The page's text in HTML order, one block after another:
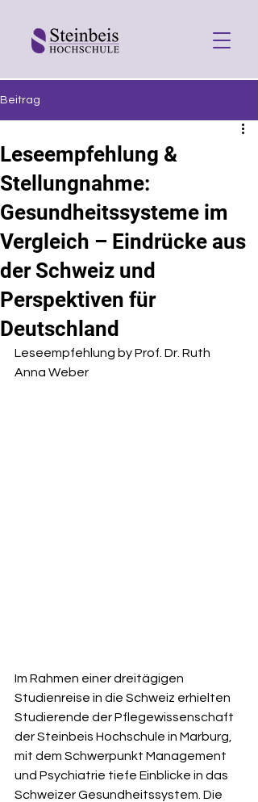
Beitrag
Leseempfehlung &
Stellungnahme:
Gesundheitssysteme im
Vergleich – Eindrücke aus
der Schweiz und
Perspektiven für
Deutschland
Leseempfehlung by Prof. Dr. Ruth
Anna Weber
Im Rahmen einer dreitägigen
Studienreise in die Schweiz erhielten
Studierende der Pflegewissenschaft
der Steinbeis Hochschule in Marburg,
mit dem Schwerpunkt Management
und Psychiatrie tiefe Einblicke in das
Schweizer Gesundheitssystem. Die